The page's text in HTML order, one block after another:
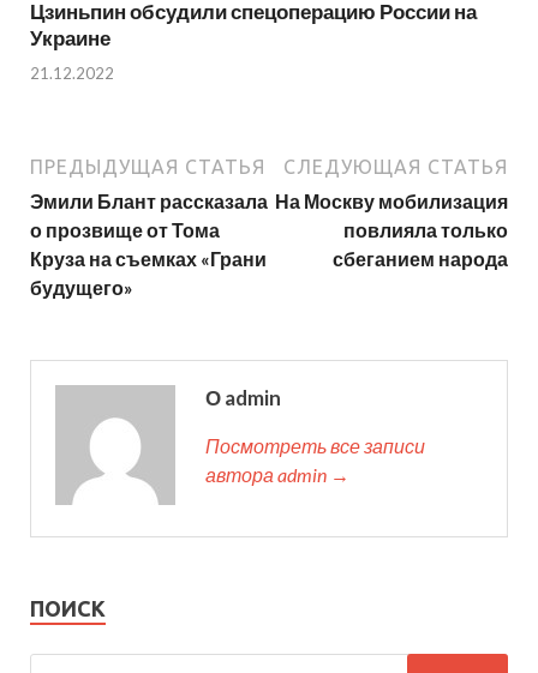
Цзиньпин обсудили спецоперацию России на
Украине
21.12.2022
ПРЕДЫДУЩАЯ СТАТЬЯ
Эмили Блант рассказала
о прозвище от Тома
Круза на съемках «Грани
будущего»
СЛЕДУЮЩАЯ СТАТЬЯ
На Москву мобилизация
повлияла только
сбеганием народа
О admin
Посмотреть все записи
автора admin →
ПОИСК